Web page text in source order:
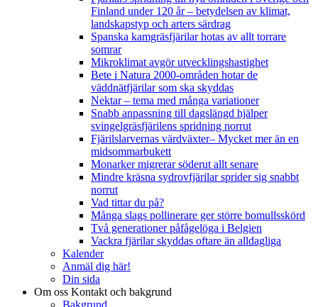
Finland under 120 år– betydelsen av klimat,
landskapstyp och arters särdrag
Spanska kamgräsfjärilar hotas av allt torrare
somrar
Mikroklimat avgör utvecklingshastighet
Bete i Natura 2000-områden hotar de
väddnätfjärilar som ska skyddas
Nektar – tema med många variationer
Snabb anpassning till dagslängd hjälper
svingelgräsfjärilens spridning norrut
Fjärilslarvernas värdväxter– Mycket mer än en
midsommarbukett
Monarker migrerar söderut allt senare
Mindre kräsna sydrovfjärilar sprider sig snabbt
norrut
Vad tittar du på?
Många slags pollinerare ger större bomullsskörd
Två generationer påfågelöga i Belgien
Vackra fjärilar skyddas oftare än alldagliga
Kalender
Anmäl dig här!
Din sida
Om oss Kontakt och bakgrund
Bakgrund